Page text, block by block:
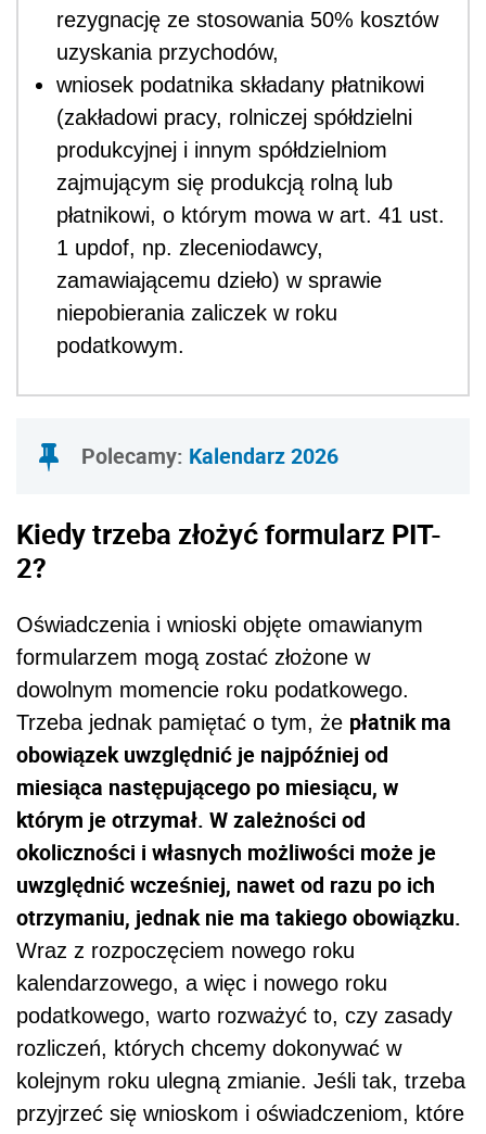
rezygnację ze stosowania 50% kosztów
uzyskania przychodów,
wniosek podatnika składany płatnikowi
(zakładowi pracy, rolniczej spółdzielni
produkcyjnej i innym spółdzielniom
zajmującym się produkcją rolną lub
płatnikowi, o którym mowa w art. 41 ust.
1 updof, np. zleceniodawcy,
zamawiającemu dzieło) w sprawie
niepobierania zaliczek w roku
podatkowym.
Polecamy: Kalendarz 2026
Kiedy trzeba złożyć formularz PIT-
2?
Oświadczenia i wnioski objęte omawianym
formularzem mogą zostać złożone w
dowolnym momencie roku podatkowego.
Trzeba jednak pamiętać o tym, że płatnik ma
obowiązek uwzględnić je najpóźniej od
miesiąca następującego po miesiącu, w
którym je otrzymał. W zależności od
okoliczności i własnych możliwości może je
uwzględnić wcześniej, nawet od razu po ich
otrzymaniu, jednak nie ma takiego obowiązku.
Wraz z rozpoczęciem nowego roku
kalendarzowego, a więc i nowego roku
podatkowego, warto rozważyć to, czy zasady
rozliczeń, których chcemy dokonywać w
kolejnym roku ulegną zmianie. Jeśli tak, trzeba
przyjrzeć się wnioskom i oświadczeniom, które